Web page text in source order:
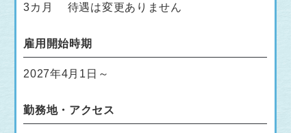
3カ月 待遇は変更ありません
雇用開始時期
2027年4月1日～
勤務地・アクセス